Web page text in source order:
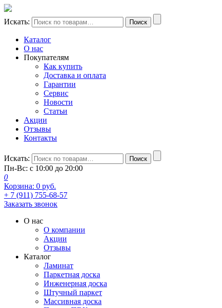
Искать: Поиск
Каталог
О нас
Покупателям
Как купить
Доставка и оплата
Гарантии
Сервис
Новости
Статьи
Акции
Отзывы
Контакты
Искать: Поиск
Пн-Вс: с 10:00 до 20:00
0
Корзина: 0 руб.
+ 7 (911) 755-68-57
Заказать звонок
О нас
О компании
Акции
Отзывы
Каталог
Ламинат
Паркетная доска
Инженерная доска
Штучный паркет
Массивная доска